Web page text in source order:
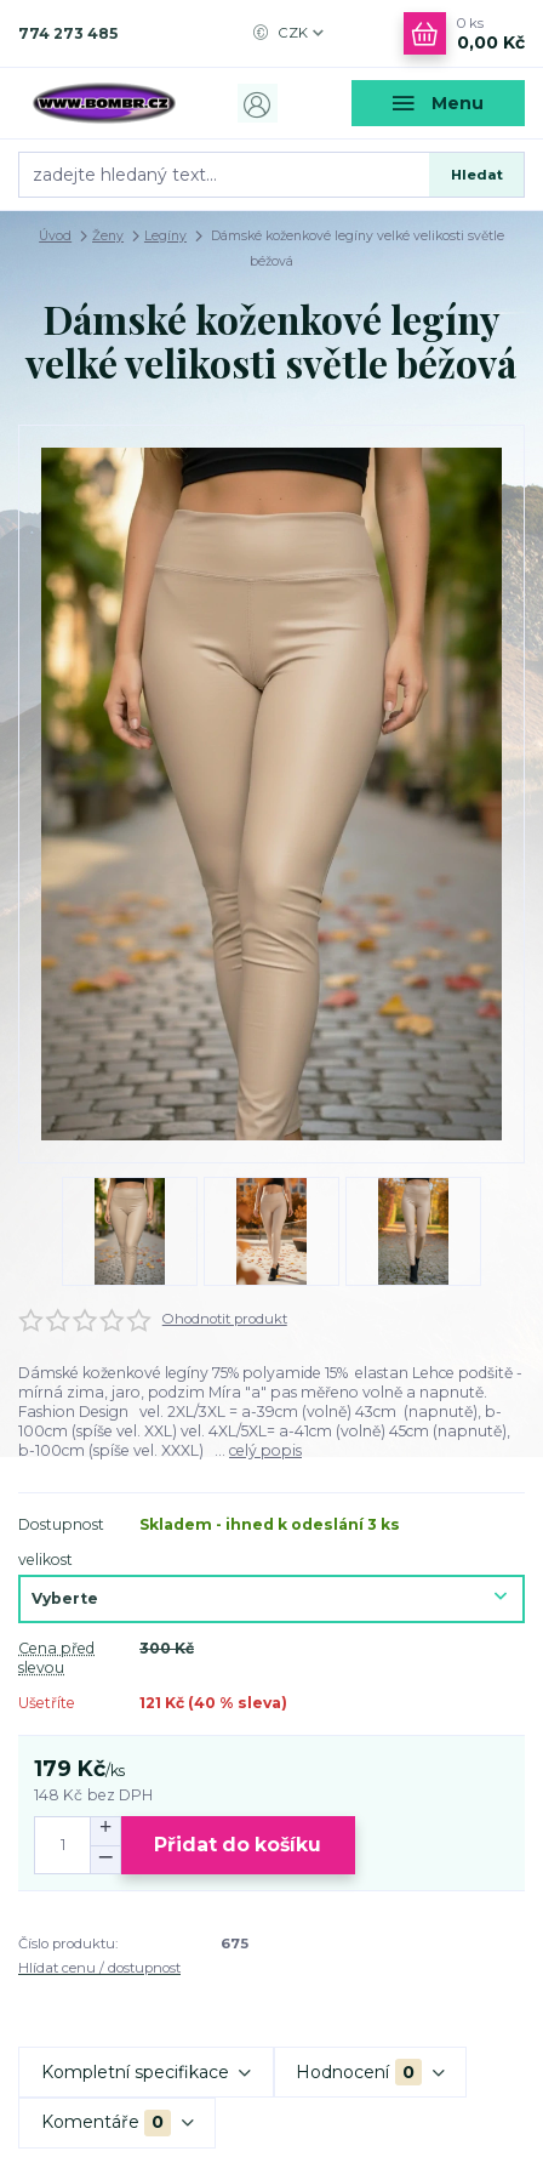
Menu
CZK
Hledat
774 273 485
0 ks
0,00 Kč
Úvod Ženy Legíny
Dámské koženkové legíny velké velikosti světle
béžová
Dámské koženkové legíny
velké velikosti světle béžová
Ohodnotit produkt
Dámské koženkové legíny 75% polyamide 15% elastan Lehce podšitě -
mírná zima, jaro, podzim Míra "a" pas měřeno volně a napnutě.
Fashion Design vel. 2XL/3XL = a-39cm (volně) 43cm (napnutě), b-
100cm (spíše vel. XXL) vel. 4XL/5XL= a-41cm (volně) 45cm (napnutě),
b-100cm (spíše vel. XXXL) ... celý popis
Dostupnost
Skladem - ihned k odeslání 3 ks
velikost
Cena před
slevou
300 Kč
Ušetříte 121 Kč (40 % sleva)
179 Kč/ks
148 Kč bez DPH
Přidat do košíku
Číslo produktu:
675
Hlídat cenu / dostupnost
Kompletní specifikace Hodnocení 0
Komentáře 0